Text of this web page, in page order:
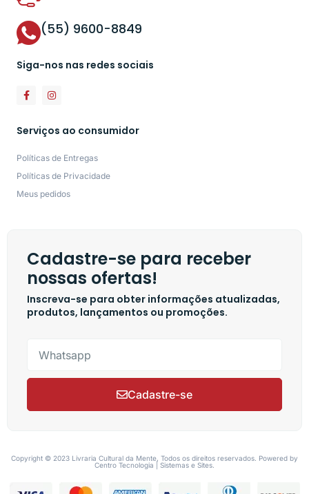
(55) 9600-8849
Siga-nos nas redes sociais
Serviços ao consumidor
Políticas de Entregas
Políticas de Privacidade
Meus pedidos
Cadastre-se para receber
nossas ofertas!
Inscreva-se para obter informações atualizadas,
produtos, lançamentos ou promoções.
Cadastre-se
Copyright © 2023 Livraria Cultural da Mente, Todos os direitos reservados. Powered by
Centro Tecnologia | Sistemas e Sites.